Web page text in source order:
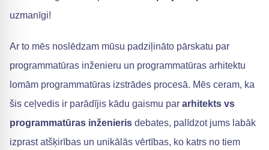
uzmanīgi!
Ar to mēs noslēdzam mūsu padziļināto pārskatu par
programmatūras inženieru un programmatūras arhitektu
lomām programmatūras izstrādes procesā. Mēs ceram, ka
šis ceļvedis ir parādījis kādu gaismu par arhitekts vs
programmatūras inženieris debates, palīdzot jums labāk
izprast atšķirības un unikālās vērtības, ko katrs no tiem